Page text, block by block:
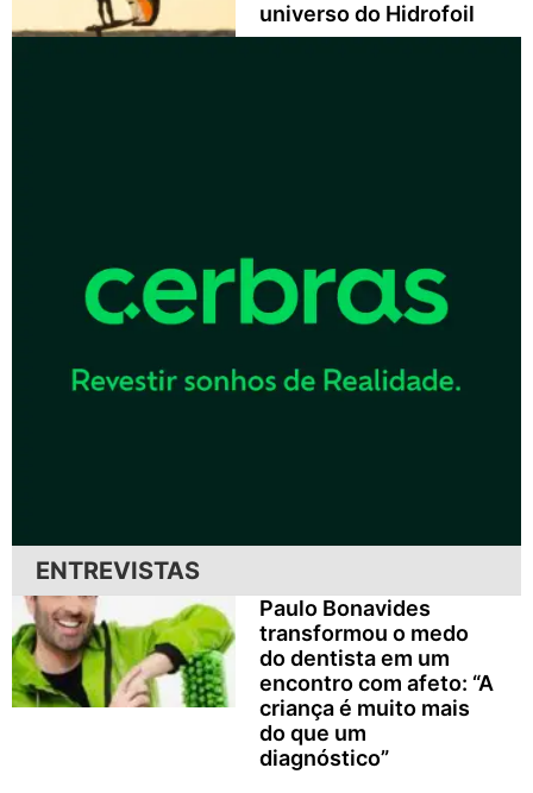
universo do Hidrofoil
ENTREVISTAS
Paulo Bonavides
transformou o medo
do dentista em um
encontro com afeto: “A
criança é muito mais
do que um
diagnóstico”